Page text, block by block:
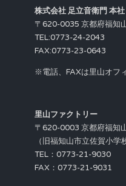
株式会社 足立音衛門 本社
〒620-0035 京都府福知
TEL:0773-24-2043
FAX:0773-23-0643
※電話、FAXは里山オフ
里山ファクトリー
〒620-0003 京都府福知
（旧福知山市立佐賀小学
TEL：0773-21-9030
FAX：0773-21-9031